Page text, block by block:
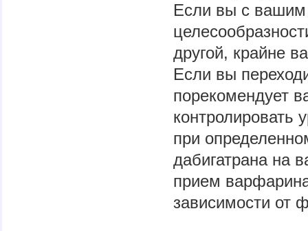
Если вы с
другой, крайне
Если вы
порекомендует
контролировать
при
дабигатрана на
прием
зависимости от